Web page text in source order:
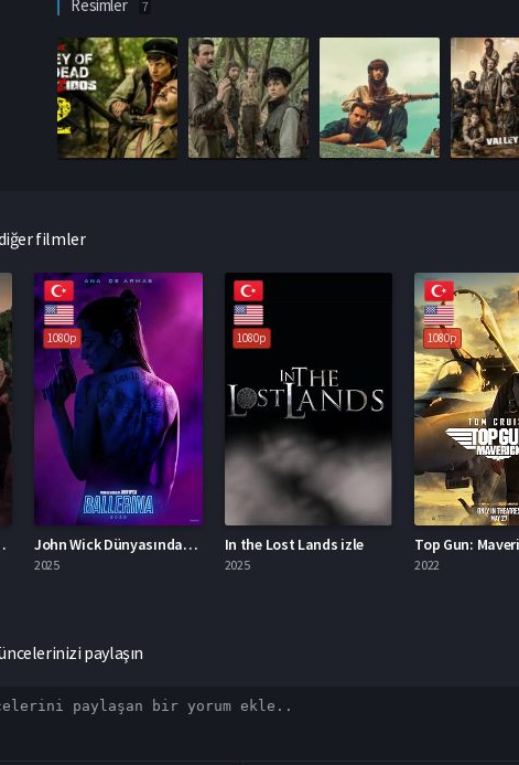
Resimler 7
filmler
izle
1080p
John Wick Dünyasından: Ballerina
2025
1080p
In the Lost Lands izle
2025
1080p
Top Gun:
2022
paylaşın